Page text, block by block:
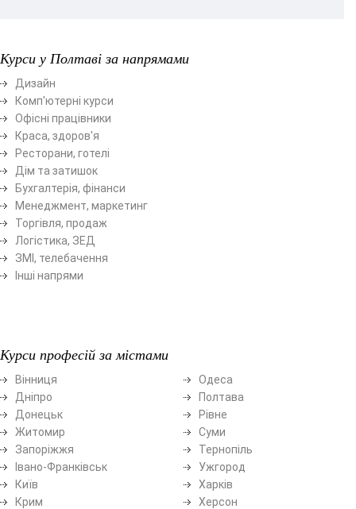
Курси у Полтаві за напрямами
Дизайн
Комп'ютерні курси
Офісні працівники
Краса, здоров'я
Ресторани, готелі
Дім та затишок
Бухгалтерія, фінанси
Менеджмент, маркетинг
Торгівля, продаж
Логістика, ЗЕД
ЗМІ, телебачення
Інші напрями
Курси професій за містами
Вінниця
Дніпро
Донецьк
Житомир
Запоріжжя
Івано-Франківськ
Київ
Крим
Одеса
Полтава
Рівне
Суми
Тернопіль
Ужгород
Харків
Херсон